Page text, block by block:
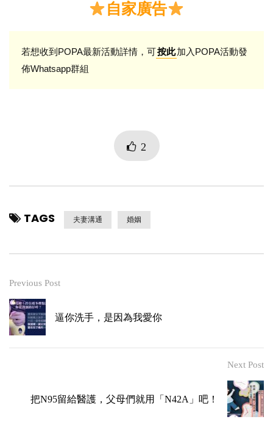
自家廣告
若想收到POPA最新活動詳情，可按此加入POPA活動發
佈Whatsapp群組
2
TAGS 夫妻溝通 婚姻
Previous Post
逼你洗手，是因為我愛你
Next Post
把N95留給醫護，父母們就用「N42A」吧！